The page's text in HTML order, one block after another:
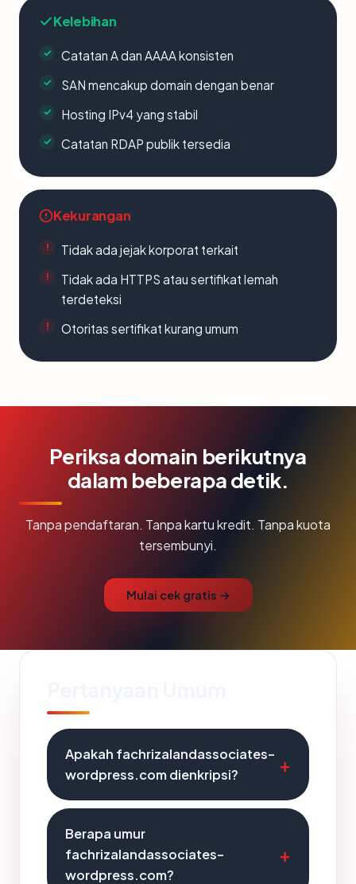
Kelebihan
Catatan A dan AAAA konsisten
SAN mencakup domain dengan benar
Hosting IPv4 yang stabil
Catatan RDAP publik tersedia
Kekurangan
Tidak ada jejak korporat terkait
Tidak ada HTTPS atau sertifikat lemah
terdeteksi
Otoritas sertifikat kurang umum
Periksa domain berikutnya
dalam beberapa detik.
Tanpa pendaftaran. Tanpa kartu kredit. Tanpa kuota
tersembunyi.
Mulai cek gratis →
Apakah fachrizalandassociates-
wordpress.com dienkripsi?
Berapa umur
fachrizalandassociates-
wordpress.com?